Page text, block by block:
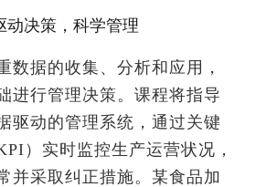
动决策，科学管理
数据的收集、分析和应用，
进行管理决策。课程将指导
驱动的管理系统，通过关键
）实时监控生产运营状况，
并采取纠正措施。某食品加